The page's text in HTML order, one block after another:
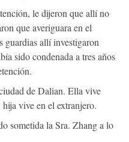
le dijeron que allí no
que averiguara en el
guardias allí investigaron
sido condenada a tres años
de Dalian. Ella vive
vive en el extranjero.
sometida la Sra. Zhang a lo